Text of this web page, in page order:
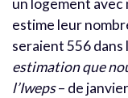
un logement avec
estime leur
seraient 556 dans
estimation que
l’Iweps– de